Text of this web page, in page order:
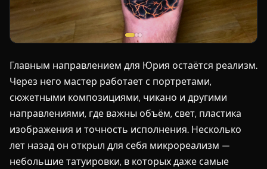
Главным направлением для Юрия остаётся реализм.
Через него мастер работает с портретами,
сюжетными композициями, чикано и другими
направлениями, где важны объём, свет, пластика
изображения и точность исполнения. Несколько
лет назад он открыл для себя микрореализм —
небольшие татуировки, в которых даже самые